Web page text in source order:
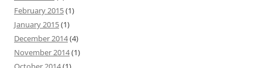
February 2015(1)
January 2015(1)
December 2014(4)
November 2014(1)